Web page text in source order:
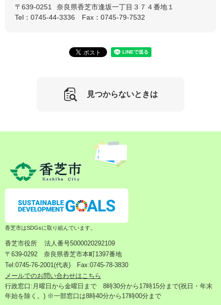
〒639-0251
奈良県香芝市逢坂一丁目３７４番地１
Tel：0745-44-3336
Fax：0745-79-7532
見つからないときは
香芝市はSDGsに取り組んでいます。
香芝市役所
法人番号5000020292109
〒639-0292 奈良県香芝市本町1397番地
Tel:0745-76-2001(代表) Fax:0745-78-3830
メールでのお問い合わせはこちら
行政窓口:月曜日から金曜日まで 8時30分から17時15分まで(祝日・年末
年始を除く。) ※一部窓口は8時40分から17時00分まで